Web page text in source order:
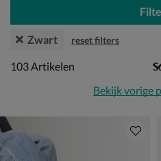
Zwart reset filters
103 artikelen
103Artikelen
Bekijk vorige